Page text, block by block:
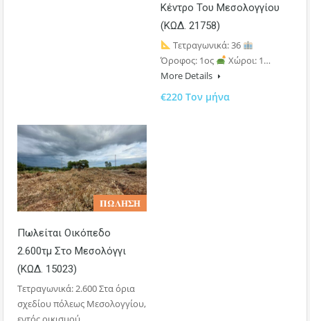
Κέντρο Του Μεσολογγίου
(ΚΩΔ. 21758)
Τετραγωνικά: 36
Όροφος: 1ος
Χώροι: 1…
More Details
€220 Τον μήνα
𝚷𝛀𝚲𝚮𝚺𝚮
Πωλείται Οικόπεδο
2.600τμ Στο Μεσολόγγι
(ΚΩΔ. 15023)
Τετραγωνικά: 2.600 Στα όρια
σχεδίου πόλεως Μεσολογγίου,